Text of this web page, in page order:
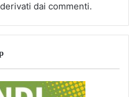
dai commenti.